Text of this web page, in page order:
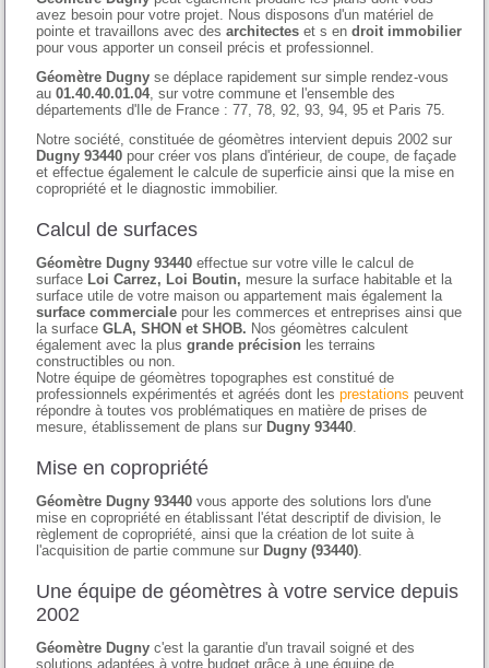
avez besoin pour votre projet. Nous disposons d'un matériel de
pointe et travaillons avec desarchitectes et s endroit immobilier
pour vous apporter un conseil précis et professionnel.
Géomètre Dugny se déplace rapidement sur simple rendez-vous
au01.40.40.01.04, sur votre commune et l'ensemble des
départements d'Ile de France : 77, 78, 92, 93, 94, 95 et Paris 75.
Notre société, constituée de géomètres intervient depuis 2002 sur
Dugny 93440 pour créer vos plans d'intérieur, de coupe, de façade
et effectue également le calcule de superficie ainsi que la mise en
copropriété et le diagnostic immobilier.
Calcul de surfaces
Géomètre Dugny 93440 effectue sur votre ville le calcul de
surface Loi Carrez, Loi Boutin, mesure la surface habitable et la
surface utile de votre maison ou appartement mais également la
surface commerciale pour les commerces et entreprises ainsi que
la surfaceGLA, SHON et SHOB. Nos géomètres calculent
également avec la plusgrande précision les terrains
constructibles ou non.
Notre équipe de géomètres topographes est constitué de
professionnels expérimentés et agréés dont lesprestations peuvent
répondre à toutes vos problématiques en matière de prises de
mesure, établissement de plans sur Dugny 93440.
Mise en copropriété
Géomètre Dugny 93440 vous apporte des solutions lors d'une
mise en copropriété en établissant l'état descriptif de division, le
règlement de copropriété, ainsi que la création de lot suite à
l'acquisition de partie commune sur Dugny (93440).
Une équipe de géomètres à votre service depuis
2002
Géomètre Dugny c'est la garantie d'un travail soigné et des
solutions adaptées à votre budget grâce à une équipe de